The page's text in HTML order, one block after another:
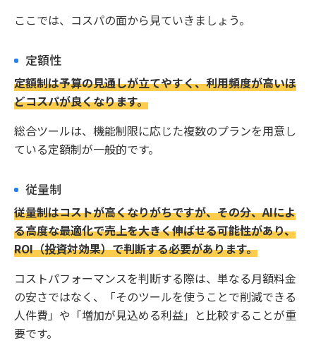
ここでは、コスパの面から見ていきましょう。
定額性
定額制は予算の見通しが立てやすく、利用頻度が高いほ
どコスパが良くなります。
総合ツールは、機能制限に応じた複数のプランを用意し
ている定額制が一般的です。
従量制
従量制はコストが高くなりがちですが、その分、AIによ
る高度な最適化で売上を大きく伸ばせる可能性があり、
ROI（投資対効果）で判断する必要があります。
コストパフォーマンスを判断する際は、単なる月額料金
の安さではなく、「そのツールを使うことで削減できる
人件費」や「増加が見込める利益」と比較することが重
要です。